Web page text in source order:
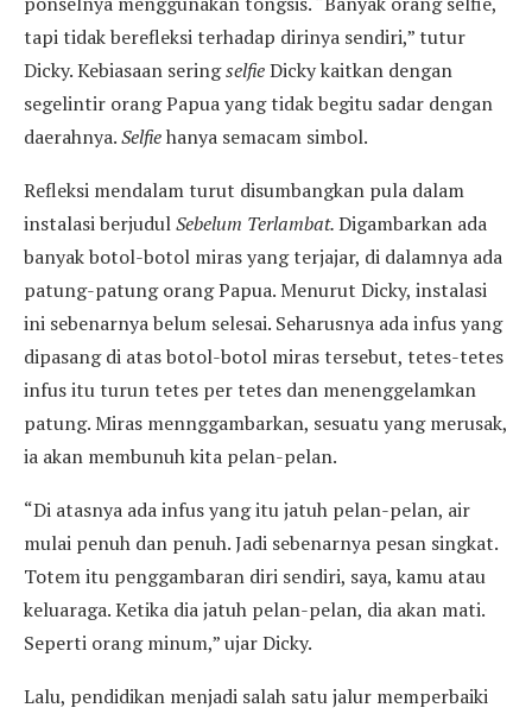
tapi tidak berefleksi terhadap dirinya sendiri,” tutur
Dicky. Kebiasaan seringselfieDicky kaitkan dengan
segelintir orang Papua yang tidak begitu sadar dengan
daerahnya.Selfiehanya semacam simbol.
Refleksi mendalam turut disumbangkan pula dalam
instalasi berjudulSebelum Terlambat.Digambarkan ada
banyak botol-botol miras yang terjajar, di dalamnya ada
patung-patung orang Papua. Menurut Dicky, instalasi
ini sebenarnya belum selesai. Seharusnya ada infus yang
dipasang di atas botol-botol miras tersebut, tetes-tetes
infus itu turun tetes per tetes dan menenggelamkan
patung. Miras mennggambarkan, sesuatu yang merusak,
ia akan membunuh kita pelan-pelan.
“Di atasnya ada infus yang itu jatuh pelan-pelan, air
mulai penuh dan penuh. Jadi sebenarnya pesan singkat.
Totem itu penggambaran diri sendiri, saya, kamu atau
keluaraga. Ketika dia jatuh pelan-pelan, dia akan mati.
Seperti orang minum,” ujar Dicky.
Lalu, pendidikan menjadi salah satu jalur memperbaiki